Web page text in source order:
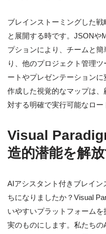
ブレインストーミングした
と展開する時です。JSONや
プションにより、チームと
り、他のプロジェクト管理
ートやプレゼンテーション
作成した視覚的なマップは
対する明確で実行可能なロー
Visual
造的潜能を解
AIアシスタント付きブレイ
ちになりましたか？Visual
いやすいプラットフォーム
実のものにします。私たち